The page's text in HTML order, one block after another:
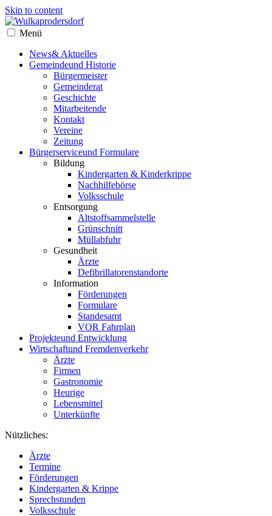
Skip to content
Menü
News& Aktuelles
Gemeindeund Historie
Bürgermeister
Gemeinderat
Geschichte
Mitarbeitende
Kontakt
Vereine
Zeitung
Bürgerserviceund Formulare
Bildung
Kindergarten & Kinderkrippe
Nachhilfebörse
Volksschule
Entsorgung
Altstoffsammelstelle
Grünschnitt
Müllabfuhr
Gesundheit
Ärzte
Defibrillatorenstandorte
Information
Förderungen
Formulare
Standesamt
VOR Fahrplan
Projekteund Entwicklung
Wirtschaftund Fremdenverkehr
Ärzte
Firmen
Gastronomie
Heurige
Lebensmittel
Unterkünfte
Nützliches:
Ärzte
Termine
Förderungen
Kindergarten & Krippe
Sprechstunden
Volksschule